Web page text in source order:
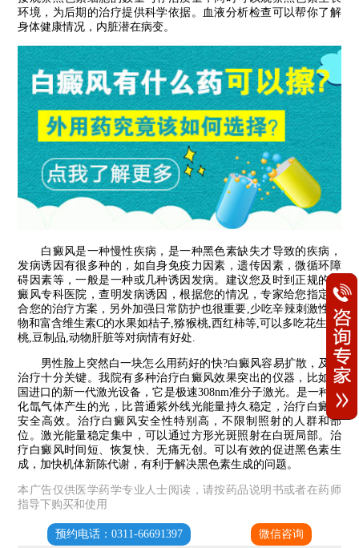
环境，为后期的治疗提供科学依据。血液分析检查可以帮你了解
身体健康情况，内脏潜在病变。
白癜风是一种慢性疾病，是一种黑色素缺失才导致的疾病，
发病诱因有很多种的，如自身免疫力因素，遗传因素，微循环障
碍因素等，一般是一种或几种诱因发病。建议您及时到正规的白
癜风专科医院，查明发病诱因，根据您的情况，专家给您指定适
合您的治疗方案，另外加强日常防护也很重要,少吃辛辣刺激性食
物和富含维生素C的水果如桔子,猕猴桃,西红柿等,可以多吃花生,核
桃,豆制品,动物肝脏等对病情有好处.
男性脸上突然白一块怎么用药好的快?白癜风容易扩散，及早
治疗十分关键。我院有多种治疗白癜风效果突出的仪器，比如美
国进口的新一代激光设备，它是极速308nm准分子激光。是一种氯
化氙气体产生的光，比普通紫外线光能量持久稳定，治疗白癜风
安全高效。治疗白癜风安全性特别高，不限制照射的人群和部
位。激光能量稳定集中，可以通过方形光斑照射在白斑局部。治
疗白癜风时间短、恢复快、无痛无创。可以有效的促进黑色素生
成，加快机体新陈代谢，有利于解决黑色素生成的问题。
本广告仅供医学药学专业人士阅读，请按药品说明书或者在药师
指导下购买和使用
预约电话：0311-66691397 微信咨询